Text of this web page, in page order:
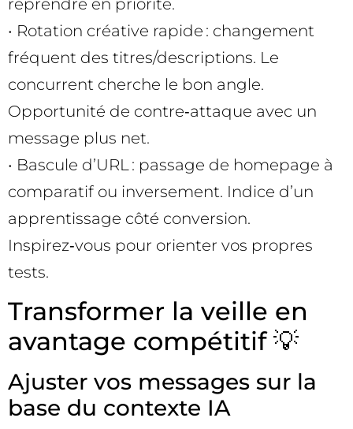
• Rotation créative rapide : changement
fréquent des titres/descriptions. Le
concurrent cherche le bon angle.
Opportunité de contre‑attaque avec un
message plus net.
• Bascule d’URL : passage de homepage à
comparatif ou inversement. Indice d’un
apprentissage côté conversion.
Inspirez‑vous pour orienter vos propres
tests.
Transformer la veille en
avantage compétitif 💡
Ajuster vos messages sur la
base du contexte IA